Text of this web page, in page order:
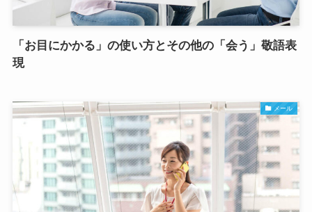
「お目にかかる」の使い方とその他の「会う」敬語表
現
メール